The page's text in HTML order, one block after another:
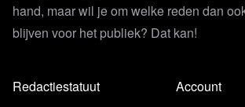
hand, maar wil je om welke reden dan
blijven voor het publiek? Dat kan!
Redactiestatuut
Account